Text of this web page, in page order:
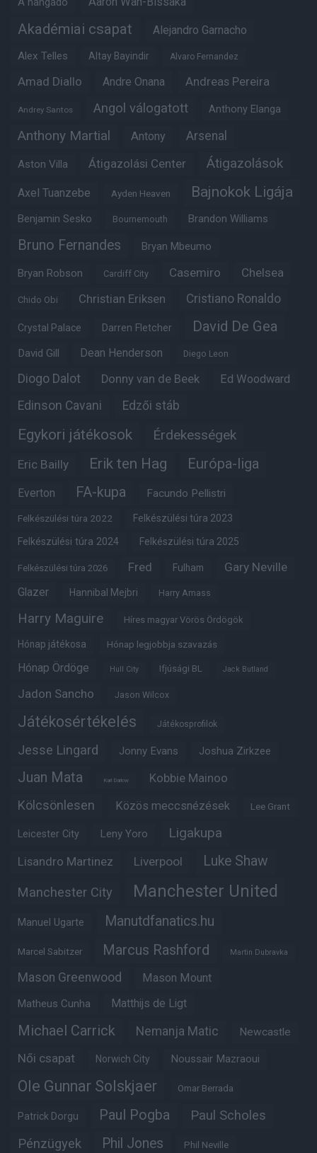
Akadémiai csapat Alejandro Garnacho
Alex Telles Altay Bayindir Alvaro Fernandez
Amad Diallo Andre Onana Andreas Pereira
Andrey Santos Angol válogatott Anthony Elanga
Anthony Martial Antony Arsenal
Aston Villa Átigazolási Center Átigazolások
Axel Tuanzebe Ayden Heaven Bajnokok Ligája
Benjamin Sesko Bournemouth Brandon Williams
Bruno Fernandes Bryan Mbeumo
Bryan Robson Cardiff City Casemiro Chelsea
Chido Obi Christian Eriksen Cristiano Ronaldo
Crystal Palace Darren Fletcher David De Gea
David Gill Dean Henderson Diego Leon
Diogo Dalot Donny van de Beek Ed Woodward
Edinson Cavani Edzői stáb
Egykori játékosok Érdekességek
Eric Bailly Erik ten Hag Európa-liga
Everton FA-kupa Facundo Pellistri
Felkészülési túra 2022 Felkészülési túra 2023
Felkészülési túra 2024 Felkészülési túra 2025
Felkészülési túra 2026 Fred Fulham Gary Neville
Glazer Hannibal Mejbri Harry Amass
Harry Maguire Híres magyar Vörös Ördögök
Hónap játékosa Hónap legjobbja szavazás
Hónap Ördöge Hull City Ifjúsági BL Jack Butland
Jadon Sancho Jason Wilcox
Játékosértékelés Játékosprofilok
Jesse Lingard Jonny Evans Joshua Zirkzee
Juan Mata Karl Darlow Kobbie Mainoo
Kölcsönlesen Közös meccsnézések Lee Grant
Leicester City Leny Yoro Ligakupa
Lisandro Martinez Liverpool Luke Shaw
Manchester City Manchester United
Manuel Ugarte Manutdfanatics.hu
Marcel Sabitzer Marcus Rashford Martin Dubravka
Mason Greenwood Mason Mount
Matheus Cunha Matthijs de Ligt
Michael Carrick Nemanja Matic Newcastle
Női csapat Norwich City Noussair Mazraoui
Ole Gunnar Solskjaer Omar Berrada
Patrick Dorgu Paul Pogba Paul Scholes
Pénzügyek Phil Jones Phil Neville